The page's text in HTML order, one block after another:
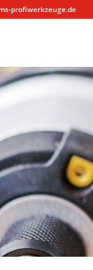
profiwerkzeuge.de